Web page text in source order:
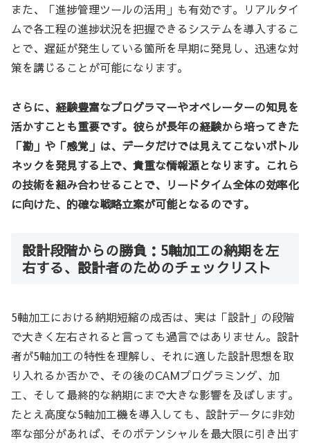
また、「進捗管理ツールの活用」も有効です。リアルタイ
ムで各工程の進捗状況を把握できるシステムを導入するこ
とで、遅延が発生している箇所を早期に発見し、迅速な対
策を講じることが可能になります。
さらに、経験豊富なプログラマーやオペレーターの知見を
活かすことも重要です。彼らが長年の経験から培ってきた
「勘」や「感覚」は、データだけでは見えてこないボトル
ネックを発見する上で、貴重な情報源となります。これら
の技術を組み合わせることで、リードタイム全体の効率化
に向けた、的確な戦略立案が可能となるのです。
設計段階からの勝負：5軸加工の納期を左
右する、設計者のためのチェックリスト
5軸加工における納期短縮の成否は、実は「設計」の段階
で大きく左右されると言っても過言ではありません。設計
者が5軸加工の特性を理解し、それに適した設計思想を取
り入れるか否かで、その後のCAMプログラミング、加
工、そして最終的な納期にまで大きな影響を及ぼします。
たとえ高度な5軸加工機を導入しても、設計データに非効
率な部分があれば、そのポテンシャルを最大限に引き出す